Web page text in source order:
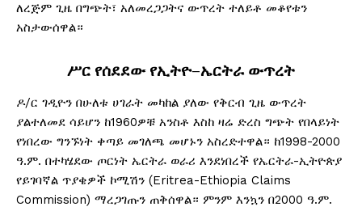
ለረጅም ጊዜ በግጭት፣ አለመረጋጋትና ውጥረት ተለይቶ መቆየቱን
አስታውሰዋል።
ሥር የሰደደው የኢትዮ–ኤርትራ ውጥረት
ዶ/ር ገዲዮን በሁለቱ ሀገራት መካከል ያለው የቅርብ ጊዜ ውጥረት
ያልተለመደ ሳይሆን ከ1960ዎቹ አንስቶ እስከ ዛሬ ድረስ ግጭት የበላይነት
የነበረው ግንኙነት ቀጣይ መገለጫ መሆኑን አስረድተዋል። ከ1998-2000
ዓ.ም. በተካሄደው ጦርነት ኤርትራ ወራሪ እንደነበረች የኤርትራ-ኢትዮጵያ
የይገባኛል ጥያቄዎች ኮሚሽን (Eritrea-Ethiopia Claims
Commission) ማረጋገጡን ጠቅሰዋል። ምንም እንኳን በ2000 ዓ.ም.